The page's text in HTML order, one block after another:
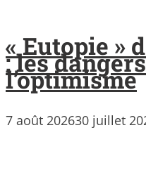
« Eutopie »
: les
l’optimisme
7 août 202630 juillet